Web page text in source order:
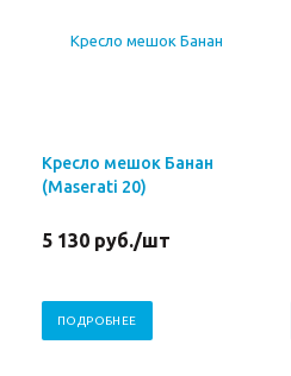
Кресло мешок Банан
(Maserati 20)
5 130 руб./шт
ПОДРОБНЕЕ